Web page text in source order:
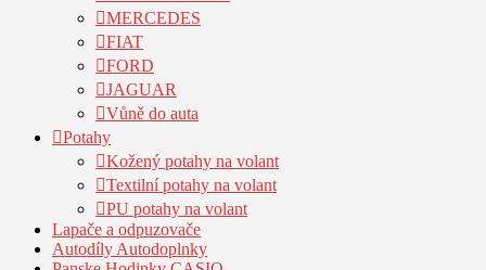
MERCEDES
FIAT
FORD
JAGUAR
Vůně do auta
Potahy
Kožený potahy na volant
Textilní potahy na volant
PU potahy na volant
Lapače a odpuzovače
Autodíly Autodoplnky